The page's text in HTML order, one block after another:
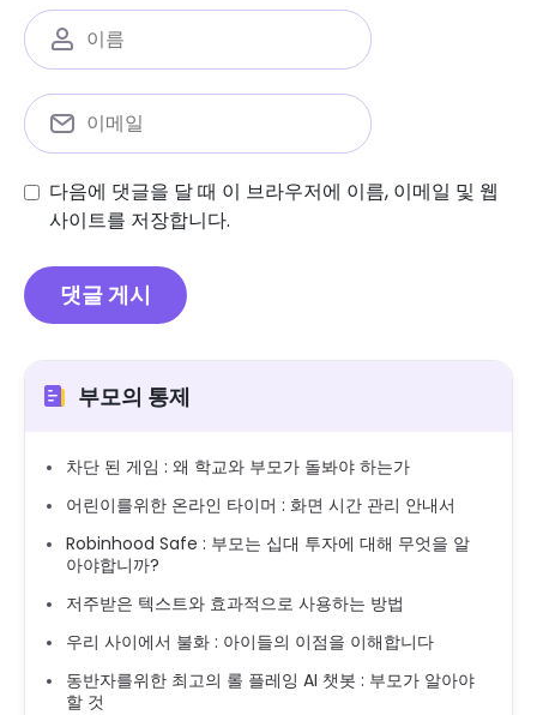
다음에 댓글을 달 때 이 브라우저에 이름, 이메일 및 웹
사이트를 저장합니다.
부모의 통제
차단 된 게임 : 왜 학교와 부모가 돌봐야 하는가
어린이를위한 온라인 타이머 : 화면 시간 관리 안내서
Robinhood Safe : 부모는 십대 투자에 대해 무엇을 알
아야합니까?
저주받은 텍스트와 효과적으로 사용하는 방법
우리 사이에서 불화 : 아이들의 이점을 이해합니다
동반자를위한 최고의 롤 플레잉 AI 챗봇 : 부모가 알아야
할 것